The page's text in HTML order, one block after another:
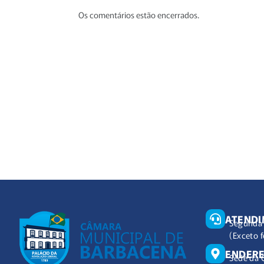
Os comentários estão encerrados.
(Exceto
Sede da